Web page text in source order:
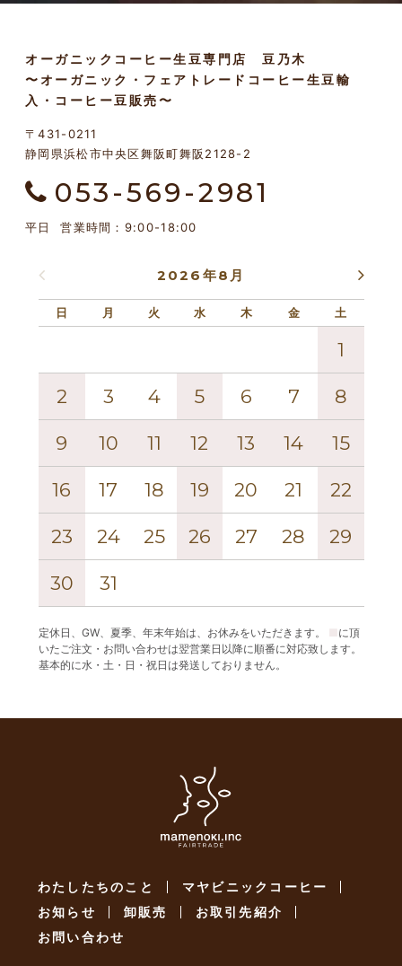
2026年8月
日 月 火 水 木 金 土
1
2 3 4 5 6 7 8
9 10 11 12 13 14 15
16 17 18 19 20 21 22
23 24 25 26 27 28 29
30 31
定休日、GW、夏季、年末年始は、お休みをいただきます。
に頂
いたご注文・お問い合わせは翌営業日以降に順番に対応致します。
基本的に水・土・日・祝日は発送しておりません。
オーガニックコーヒー生豆専門店 豆乃木
〜オーガニック・フェアトレードコーヒー生豆輸
入・コーヒー豆販売〜
〒431-0211
静岡県浜松市中央区舞阪町舞阪2128-2
053-569-2981
平日 営業時間：9:00-18:00
わたしたちのこと
マヤビニックコーヒー
お知らせ
卸販売
お取引先紹介
お問い合わせ